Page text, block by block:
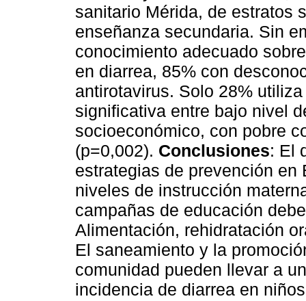
sanitario Mérida, de estratos
enseñanza secundaria. Sin
conocimiento adecuado
en diarrea, 85% con
antirotavirus. Solo 28%
significativa entre bajo nivel
socioeconómico, con pobre
(p=0,002). Conclusiones: El
estrategias de prevención
niveles de instrucción
campañas de educación
Alimentación, rehidratación
El saneamiento y la
comunidad pueden llevar a
incidencia de diarrea en